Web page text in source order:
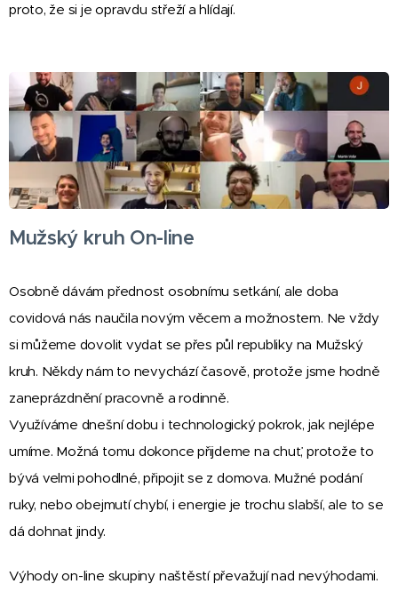
proto, že si je opravdu střeží a hlídají.
Mužský kruh On-line
Osobně dávám přednost osobnímu setkání, ale doba
covidová nás naučila novým věcem a možnostem. Ne vždy
si můžeme dovolit vydat se přes půl republiky na Mužský
kruh. Někdy nám to nevychází časově, protože jsme hodně
zaneprázdnění pracovně a rodinně.
Využíváme dnešní dobu i technologický pokrok, jak nejlépe
umíme. Možná tomu dokonce přijdeme na chuť, protože to
bývá velmi pohodlné, připojit se z domova. Mužné podání
ruky, nebo obejmutí chybí, i energie je trochu slabší, ale to se
dá dohnat jindy.
Výhody on-line skupiny naštěstí převažují nad nevýhodami.